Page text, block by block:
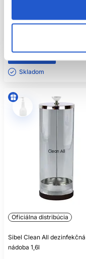
Kozmetické pomôcky
Kúpiť
Skladom ㅤ
Oficiálna distribúcia
Sibel Clean All dezinfekčná
nádoba 1,6l